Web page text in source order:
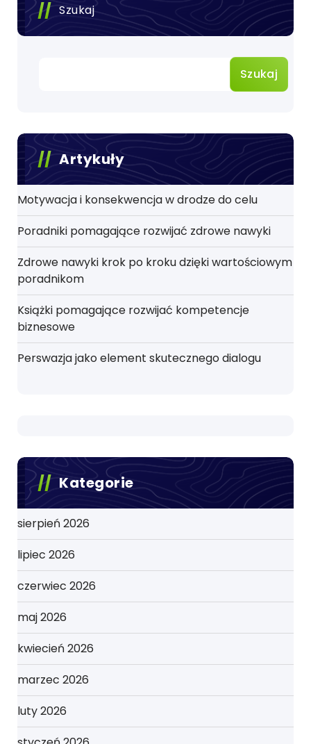
Szukaj
Szukaj
Artykuły
Motywacja i konsekwencja w drodze do celu
Poradniki pomagające rozwijać zdrowe nawyki
Zdrowe nawyki krok po kroku dzięki wartościowym
poradnikom
Książki pomagające rozwijać kompetencje
biznesowe
Perswazja jako element skutecznego dialogu
Kategorie
sierpień 2026
lipiec 2026
czerwiec 2026
maj 2026
kwiecień 2026
marzec 2026
luty 2026